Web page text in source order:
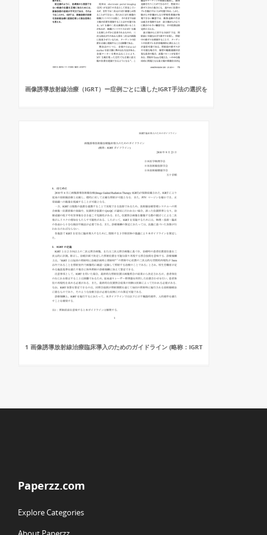
画像誘導放射線治療（IGRT）ー症例ごとに適したIGRT手法の選択を
1 画像誘導放射線治療臨床導入のためのガイドライン (略称：IGRT
Paperzz.com
Explore Categories